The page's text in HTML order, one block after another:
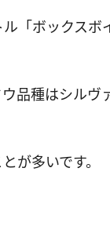
「ボックス
種はシル
が多いです。